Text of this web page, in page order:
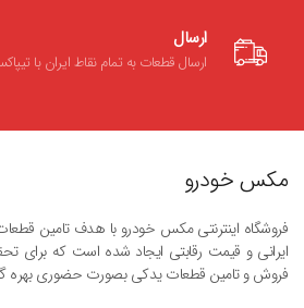
ارسال
ارسال قطعات به تمام نقاط ایران با
مکس خودرو
فروشگاه اینترنتی مکس خودرو با هدف تامین
فروش و تامین قطعات یدکی بصورت حضوری بهره